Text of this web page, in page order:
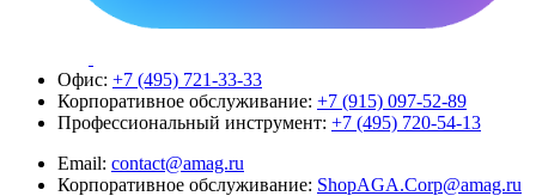
Офис: +7 (495) 721-33-33
Корпоративное обслуживание: +7 (915) 097-52-89
Профессиональный инструмент: +7 (495) 720-54-13
Email: contact@amag.ru
Корпоративное обслуживание: ShopAGA.Corp@amag.ru